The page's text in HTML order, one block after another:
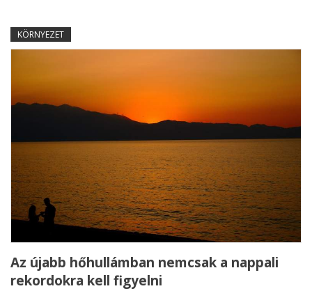
KÖRNYEZET
Az újabb hőhullámban nemcsak a nappali
rekordokra kell figyelni